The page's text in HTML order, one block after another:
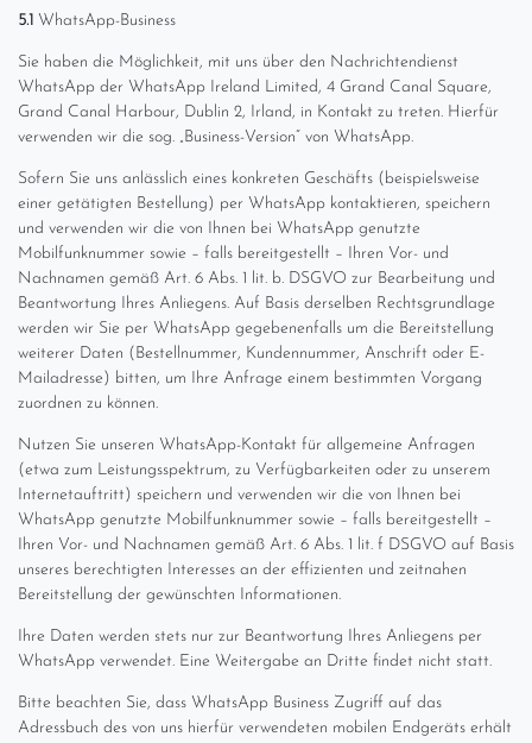
5.1 WhatsApp-Business
Sie haben die Möglichkeit, mit uns über den Nachrichtendienst
WhatsApp der WhatsApp Ireland Limited, 4 Grand Canal Square,
Grand Canal Harbour, Dublin 2, Irland, in Kontakt zu treten. Hierfür
verwenden wir die sog. „Business-Version“ von WhatsApp.
Sofern Sie uns anlässlich eines konkreten Geschäfts (beispielsweise
einer getätigten Bestellung) per WhatsApp kontaktieren, speichern
und verwenden wir die von Ihnen bei WhatsApp genutzte
Mobilfunknummer sowie – falls bereitgestellt – Ihren Vor- und
Nachnamen gemäß Art. 6 Abs. 1 lit. b. DSGVO zur Bearbeitung und
Beantwortung Ihres Anliegens. Auf Basis derselben Rechtsgrundlage
werden wir Sie per WhatsApp gegebenenfalls um die Bereitstellung
weiterer Daten (Bestellnummer, Kundennummer, Anschrift oder E-
Mailadresse) bitten, um Ihre Anfrage einem bestimmten Vorgang
zuordnen zu können.
Nutzen Sie unseren WhatsApp-Kontakt für allgemeine Anfragen
(etwa zum Leistungsspektrum, zu Verfügbarkeiten oder zu unserem
Internetauftritt) speichern und verwenden wir die von Ihnen bei
WhatsApp genutzte Mobilfunknummer sowie – falls bereitgestellt –
Ihren Vor- und Nachnamen gemäß Art. 6 Abs. 1 lit. f DSGVO auf Basis
unseres berechtigten Interesses an der effizienten und zeitnahen
Bereitstellung der gewünschten Informationen.
Ihre Daten werden stets nur zur Beantwortung Ihres Anliegens per
WhatsApp verwendet. Eine Weitergabe an Dritte findet nicht statt.
Bitte beachten Sie, dass WhatsApp Business Zugriff auf das
Adressbuch des von uns hierfür verwendeten mobilen Endgeräts erhält